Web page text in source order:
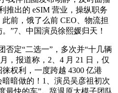
推出的 eSIM 营业，操纵职务
前，饿了么前 CEO、物流担
”7、中国演员徐熙媛归天！
定“二选一”，多次并“十几辆
，报道称，2、4 月 21 日，仅
权利，一度跨越 4300 亿港
暗做的！1、演员吴彦祖初次
最快的车”。辞退原大模子团队